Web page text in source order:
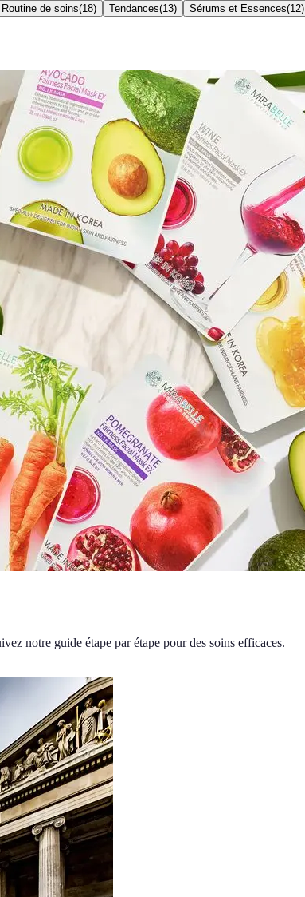
Routine de soins(18) Tendances(13) Sérums et Essences(12)
notre guide étape par étape pour des soins efficaces.